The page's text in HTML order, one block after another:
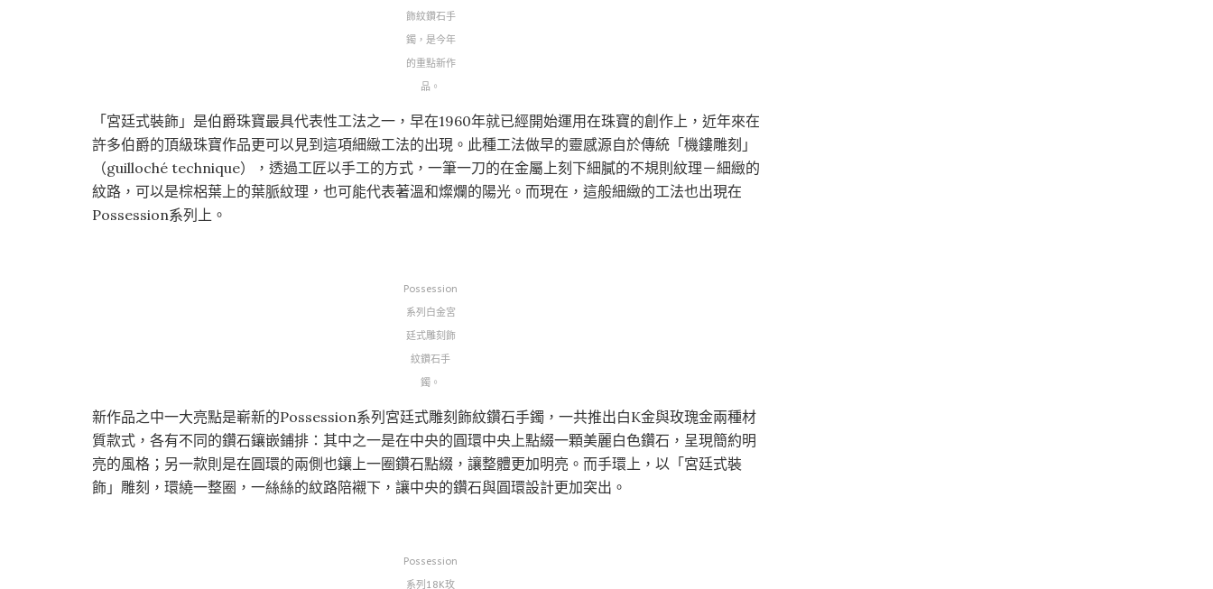
飾紋鑽石手
鐲，是今年
的重點新作
品。
「宮廷式裝飾」是伯爵珠寶最具代表性工法之一，早在1960年就已經開始運用在珠寶的創作上，近年來在
許多伯爵的頂級珠寶作品更可以見到這項細緻工法的出現。此種工法做早的靈感源自於傳統「機鏤雕刻」
（guilloché technique），透過工匠以手工的方式，一筆一刀的在金屬上刻下細膩的不規則紋理－細緻的
紋路，可以是棕梠葉上的葉脈紋理，也可能代表著溫和燦爛的陽光。而現在，這般細緻的工法也出現在
Possession系列上。
Possession
系列白金宮
廷式雕刻飾
紋鑽石手
鐲。
新作品之中一大亮點是嶄新的Possession系列宮廷式雕刻飾紋鑽石手鐲，一共推出白K金與玫瑰金兩種材
質款式，各有不同的鑽石鑲嵌鋪排：其中之一是在中央的圓環中央上點綴一顆美麗白色鑽石，呈現簡約明
亮的風格；另一款則是在圓環的兩側也鑲上一圈鑽石點綴，讓整體更加明亮。而手環上，以「宮廷式裝
飾」雕刻，環繞一整圈，一絲絲的紋路陪襯下，讓中央的鑽石與圓環設計更加突出。
Possession
系列18K玫